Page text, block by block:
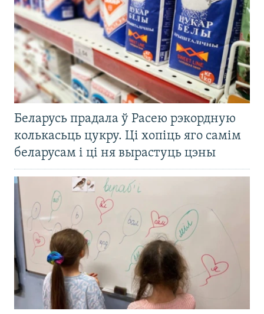
Беларусь прадала ў Расею рэкордную
колькасьць цукру. Ці хопіць яго самім
беларусам і ці ня вырастуць цэны